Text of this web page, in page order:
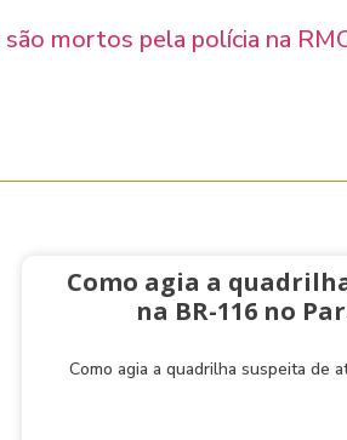
mortos pela polícia na
Como agia a
na BR-116 no
Como agia a quadrilha suspeita de